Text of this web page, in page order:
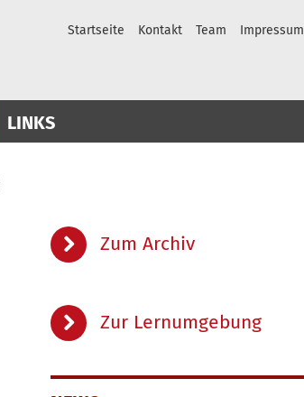
Startseite Kontakt Team Impressum
LINKS
Zum Archiv
Zur Lernumgebung